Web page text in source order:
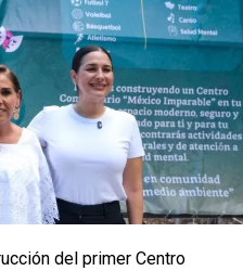
del primer Centro